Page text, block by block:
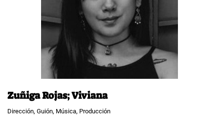
Zuñiga Rojas; Viviana
Dirección, Guión, Música, Producción